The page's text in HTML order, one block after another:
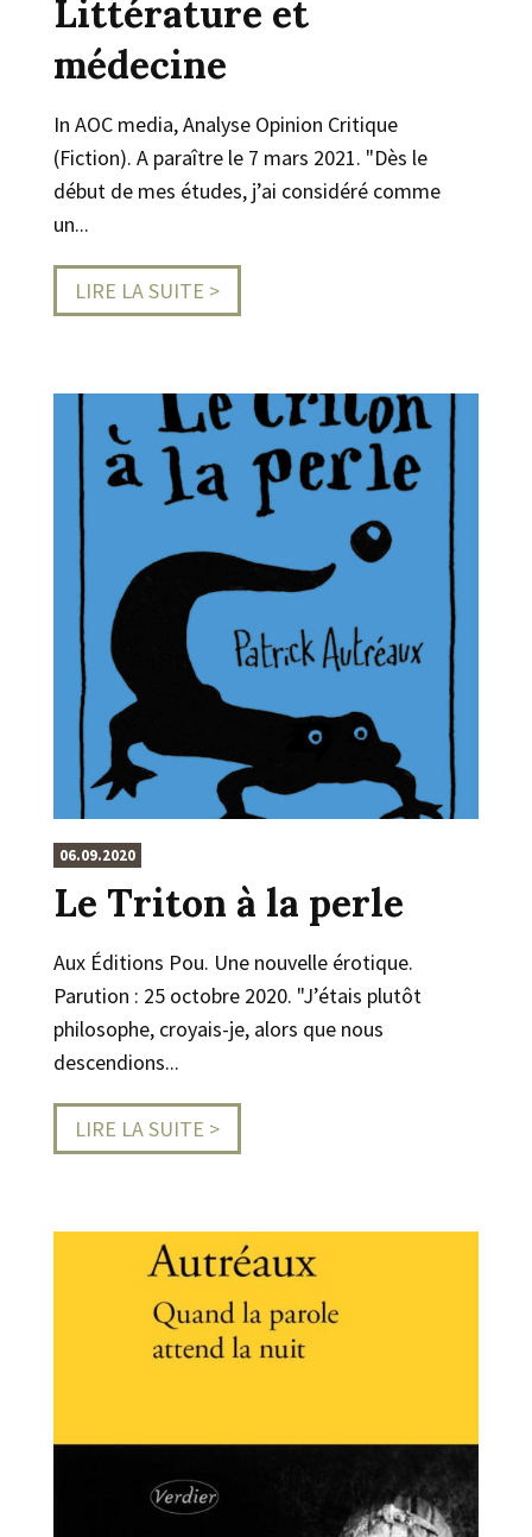
Littérature et
médecine
In AOC media, Analyse Opinion Critique
(Fiction). A paraître le 7 mars 2021. "Dès le
début de mes études, j’ai considéré comme
un...
LIRE LA SUITE >
06.09.2020
Le Triton à la perle
Aux Éditions Pou. Une nouvelle érotique.
Parution : 25 octobre 2020. "J’étais plutôt
philosophe, croyais-je, alors que nous
descendions...
LIRE LA SUITE >